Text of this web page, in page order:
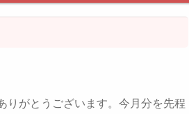
りがとうございます。今月分を先程